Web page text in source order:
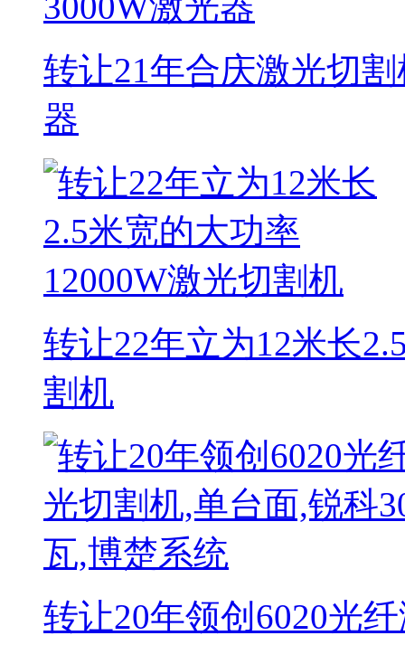
转让21年合庆激光切
器
转让22年立为12米长
割机
转让20年领创6020光